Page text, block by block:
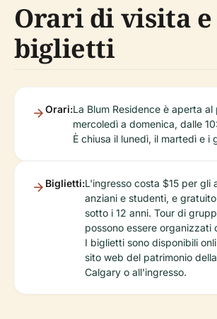
Orari di visita e
biglietti
Orari:La Blum Residence è aperta
mercoledì a domenica, dalle
È chiusa il lunedì, il martedì e i
Biglietti:L'ingresso costa $15 per gli
anziani e studenti, e
sotto i 12 anni. Tour di
possono essere organizzati
I biglietti sono disponibili
sito web del patrimonio
Calgary o all'ingresso.